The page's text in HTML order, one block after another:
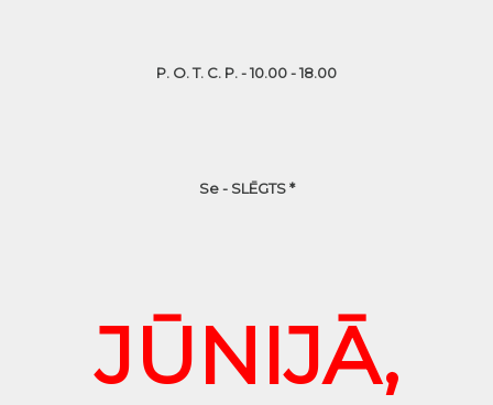
P. O. T. C. P. - 10.00 - 18.00
Se - SLĒGTS *
JŪNIJĀ,